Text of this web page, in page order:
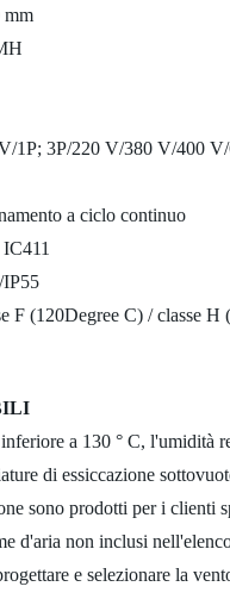
mm
3P/220 V/380 V/400
a ciclo continuo
F (120Degree C) / classe H
a 130 ° C, l'umidità
di essiccazione
sono prodotti per i clienti
d'aria non inclusi
e selezionare la